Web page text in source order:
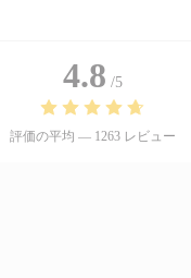
4.8 /5
評価の平均 — 1263 レビュー